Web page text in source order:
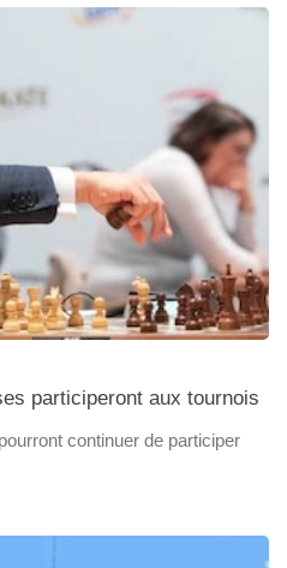
participeront aux tournois
continuer de participer